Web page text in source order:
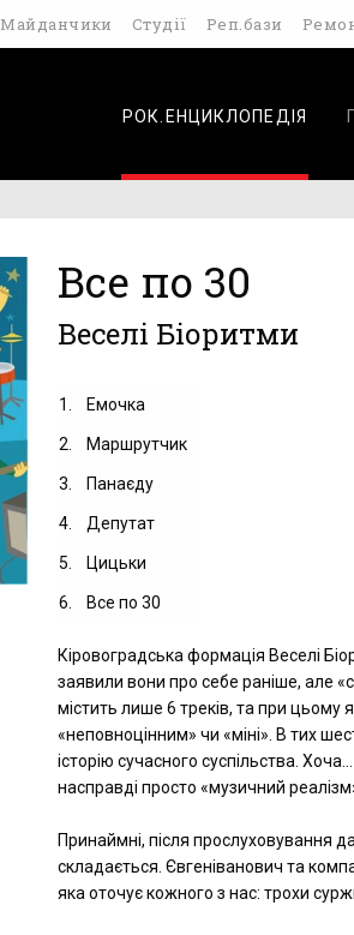
Майданчики Студії Реп.бази
РОК.ЕНЦИКЛОПЕДІЯ
Все по 30
Веселі Біоритми
1. Емочка
2. Маршрутчик
3. Панаєду
4. Депутат
5. Цицьки
6. Все по 30
Кіровоградська формація Веселі
заявили вони про себе раніше, але
містить лише 6 треків, та при цьому
«неповноцінним» чи «міні». В тих
історію сучасного суспільства.
насправді просто «музичний
Принаймні, після прослуховування
складається. Євгеніванович та
яка оточує кожного з нас: трохи